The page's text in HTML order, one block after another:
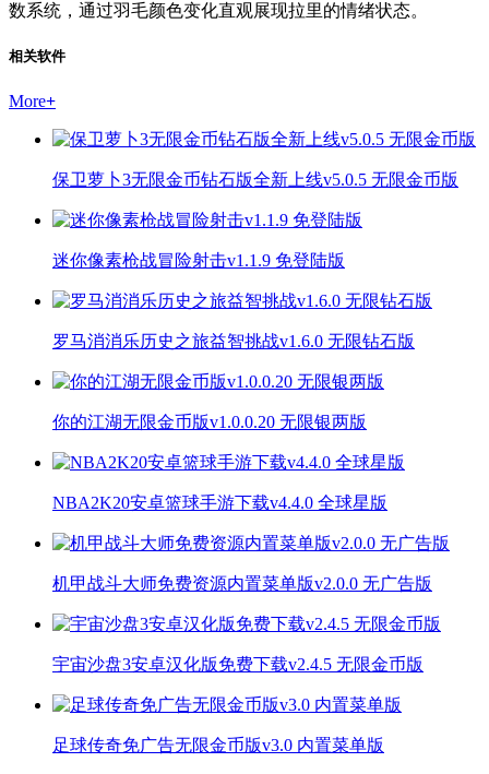
数系统，通过羽毛颜色变化直观展现拉里的情绪状态。
相关软件
More+
保卫萝卜3无限金币钻石版全新上线v5.0.5 无限金币版
迷你像素枪战冒险射击v1.1.9 免登陆版
罗马消消乐历史之旅益智挑战v1.6.0 无限钻石版
你的江湖无限金币版v1.0.0.20 无限银两版
NBA2K20安卓篮球手游下载v4.4.0 全球星版
机甲战斗大师免费资源内置菜单版v2.0.0 无广告版
宇宙沙盘3安卓汉化版免费下载v2.4.5 无限金币版
足球传奇免广告无限金币版v3.0 内置菜单版